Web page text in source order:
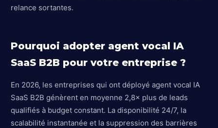
relance sortantes.
Pourquoi adopter agent vocal IA
SaaS B2B pour votre entreprise ?
En 2026, les entreprises qui ont déployé agent vocal IA
SaaS B2B génèrent en moyenne 2,8× plus de leads
qualifiés à budget constant. La disponibilité 24/7, la
scalabilité instantanée et la suppression des barrières